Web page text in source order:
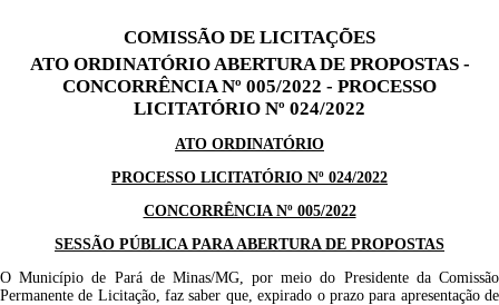
COMISSÃO DE LICITAÇÕES
ATO ORDINATÓRIO ABERTURA DE PROPOSTAS -
CONCORRÊNCIA Nº 005/2022 - PROCESSO
LICITATÓRIO Nº 024/2022
ATO ORDINATÓRIO
PROCESSO LICITATÓRIO Nº 024/2022
CONCORRÊNCIA Nº 005/2022
SESSÃO PÚBLICA PARA ABERTURA DE PROPOSTAS
O Município de Pará de Minas/MG, por meio do Presidente da Comissão
Permanente de Licitação, faz saber que, expirado o prazo para apresentação de